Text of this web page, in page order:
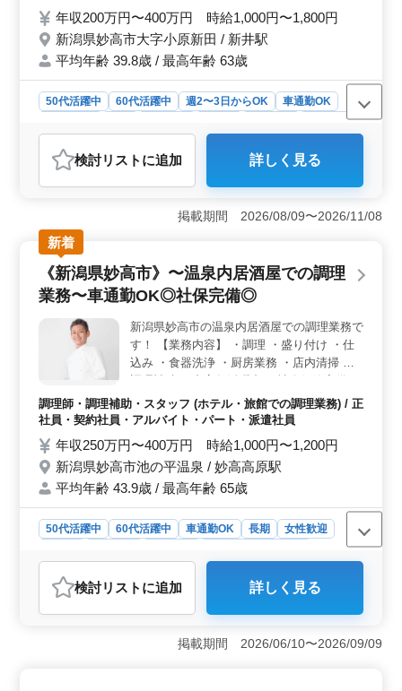
ちしています☆ミ
年収200万円〜400万円 時給1,000円〜1,800円
新潟県妙高市大字小原新田 / 新井駅
平均年齢 39.8歳 / 最高年齢 63歳
50代活躍中 60代活躍中 週2〜3日からOK
車通勤OK
派遣社員
介護福祉士・介護スタッフ
おすすめポイント
＜年間休日118日＞ 週休2日制で、土日が休みです。こ
れに加えて年間休日は118日あり、プライベートや家庭と
の時間を大切にしながら働けます。メリハリのある働き
方が可能で、仕事と私生活のバランスを取りやすい職場
です。 ＜経験を活かせる環境＞ 介護経験が1年以上
ある方を対象としており、経験やスキルを活かしながら
さらに成長できる環境が整っています。ヘルパー2級以上
方にも適しています。 ＜アクセスと勤務条件＞ 施
設はアクセスが良く、車通勤も可能です。週3〜5日の勤
務が可能で、正社員から派遣社員まで幅広い雇用形態が
あります。これにより、ライフスタイルに合わせた柔軟
な働き方が選べる点が魅力です。
検討リスト に追加 詳しく見る
掲載期間 2026/08/09〜2026/11/08
新着
《新潟県妙高市》〜温泉内居酒屋での調理
業務〜車通勤OK◎社保完備◎
新潟県妙高市の温泉内居酒屋での調理業務で
す！ 【業務内容】 ・調理 ・盛り付け ・仕
込み ・食器洗浄 ・厨房業務 ・店内清掃 ・
経験者優遇 ＊車通勤OK 今まで培ってきた
経験を若手に教えていきませんか？ ブラン
問い合わせください。
調理師・調理補助・スタッフ (ホテル・旅館での調理業務) / 正
社員・契約社員・アルバイト・パート・派遣社員
年収250万円〜400万円 時給1,000円〜1,200円
新潟県妙高市池の平温泉 / 妙高高原駅
平均年齢 43.9歳 / 最高年齢 65歳
50代活躍中 60代活躍中 車通勤OK 長期
女性歓迎
おすすめポイント
＜勤務地と職場の特色＞ 新潟県妙高市にある温泉内居
酒屋での調理業務です。 ベテラン活躍中の環境で、存
分にスキルを活かして頂けます。 ＜労働条件＞ 社
検討リスト に追加 詳しく見る
掲載期間 2026/06/10〜2026/09/09